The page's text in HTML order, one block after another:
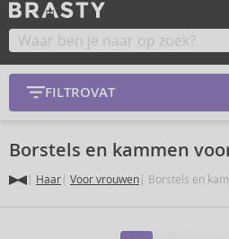
FILTROVAT
Borstels en kammen
Haar Voor vrouwen Borstels en